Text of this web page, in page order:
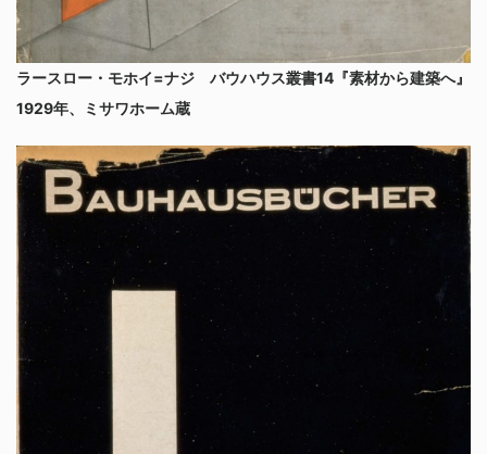
ラースロー・モホイ=ナジ バウハウス叢書14『素材から建築へ』
1929年、ミサワホーム蔵